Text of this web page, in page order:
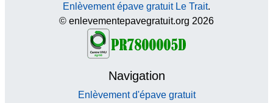
Enlèvement épave gratuit Le Trait.
© enlevementepavegratuit.org 2026
Navigation
Enlèvement d'épave gratuit